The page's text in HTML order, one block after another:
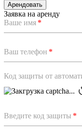
Арендовать
Заявка на аренду
Ваше имя *
Ваш телефон *
Код защиты от
Введите код защиты *